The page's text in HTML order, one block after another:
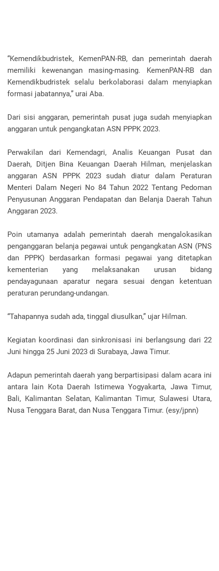
“Kemendikbudristek, KemenPAN-RB, dan pemerintah daerah
memiliki kewenangan masing-masing. KemenPAN-RB dan
Kemendikbudristek selalu berkolaborasi dalam menyiapkan
formasi jabatannya,” urai Aba.
Dari sisi anggaran, pemerintah pusat juga sudah menyiapkan
anggaran untuk pengangkatan ASN PPPK 2023.
Perwakilan dari Kemendagri, Analis Keuangan Pusat dan
Daerah, Ditjen Bina Keuangan Daerah Hilman, menjelaskan
anggaran ASN PPPK 2023 sudah diatur dalam Peraturan
Menteri Dalam Negeri No 84 Tahun 2022 Tentang Pedoman
Penyusunan Anggaran Pendapatan dan Belanja Daerah Tahun
Anggaran 2023.
Poin utamanya adalah pemerintah daerah mengalokasikan
penganggaran belanja pegawai untuk pengangkatan ASN (PNS
dan PPPK) berdasarkan formasi pegawai yang ditetapkan
kementerian yang melaksanakan urusan bidang
pendayagunaan aparatur negara sesuai dengan ketentuan
peraturan perundang-undangan.
“Tahapannya sudah ada, tinggal diusulkan,” ujar Hilman.
Kegiatan koordinasi dan sinkronisasi ini berlangsung dari 22
Juni hingga 25 Juni 2023 di Surabaya, Jawa Timur.
Adapun pemerintah daerah yang berpartisipasi dalam acara ini
antara lain Kota Daerah Istimewa Yogyakarta, Jawa Timur,
Bali, Kalimantan Selatan, Kalimantan Timur, Sulawesi Utara,
Nusa Tenggara Barat, dan Nusa Tenggara Timur. (esy/jpnn)